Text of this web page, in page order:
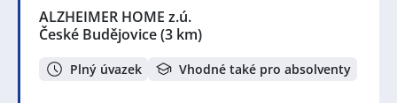
ALZHEIMER HOME z.ú.
České Budějovice(3 km)
Plný úvazek Vhodné také pro absolventy